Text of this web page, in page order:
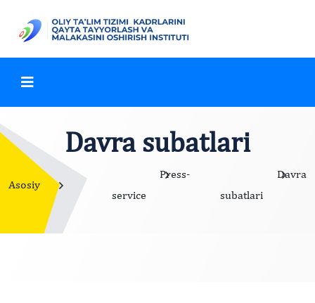
Davra subatlari
Asosiy
Press-
service
Davra
subatlari